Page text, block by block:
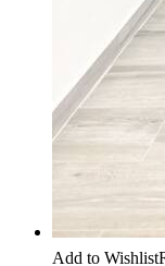
Add to Wishlist